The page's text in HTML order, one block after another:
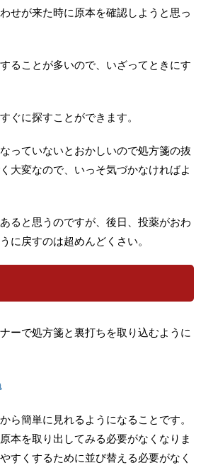
せが来た時に原本を確認しようと思っ
ることが多いので、いざってときにす
ぐに探すことができます。
っていないとおかしいので処方箋の抜
大変なので、いっそ気づかなければよ
ると思うのですが、後日、投薬がおわ
に戻すのは超めんどくさい。
ーで処方箋と裏打ちを取り込むように
ら簡単に見れるようになることです。
本を取り出してみる必要がなくなりま
すくするために並び替える必要がなく